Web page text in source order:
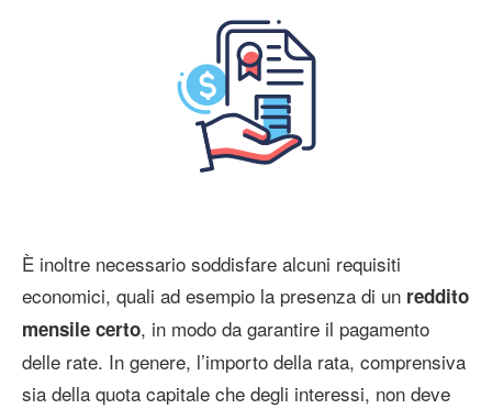
È inoltre necessario soddisfare alcuni requisiti
economici, quali ad esempio la presenza di un reddito
mensile certo, in modo da garantire il pagamento
delle rate. In genere, l’importo della rata, comprensiva
sia della quota capitale che degli interessi, non deve